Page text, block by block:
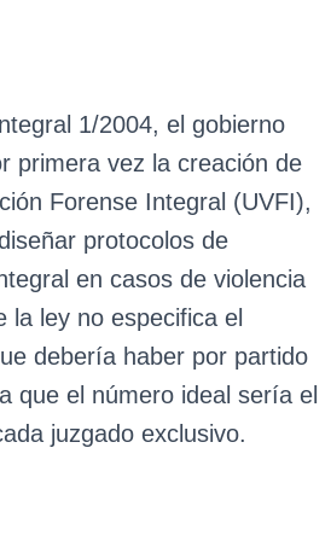
1/2004, el gobierno
primera vez la creación de
Forense Integral (UVFI),
protocolos de
en casos de violencia
la ley no especifica el
debería haber por partido
que el número ideal sería el
juzgado exclusivo.